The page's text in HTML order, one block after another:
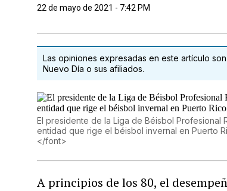
22 de mayo de 2021 - 7:42 PM
Las opiniones expresadas en este artículo
Nuevo Día o sus afiliados.
El presidente de la Liga de Béisbol Profesional
entidad que rige el béisbol invernal en Puerto
</font>
A principios de los 80, el